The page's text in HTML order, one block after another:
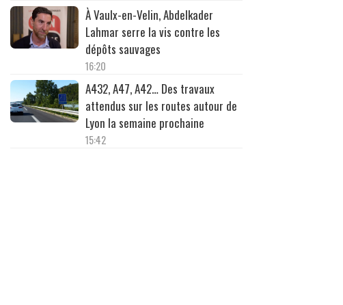
À Vaulx-en-Velin, Abdelkader
Lahmar serre la vis contre les
dépôts sauvages
16:20
A432, A47, A42… Des travaux
attendus sur les routes autour de
Lyon la semaine prochaine
15:42